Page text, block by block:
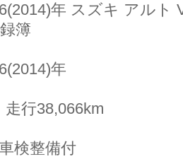
年 スズキ アルト
簿
年
行38,066km
検整備付